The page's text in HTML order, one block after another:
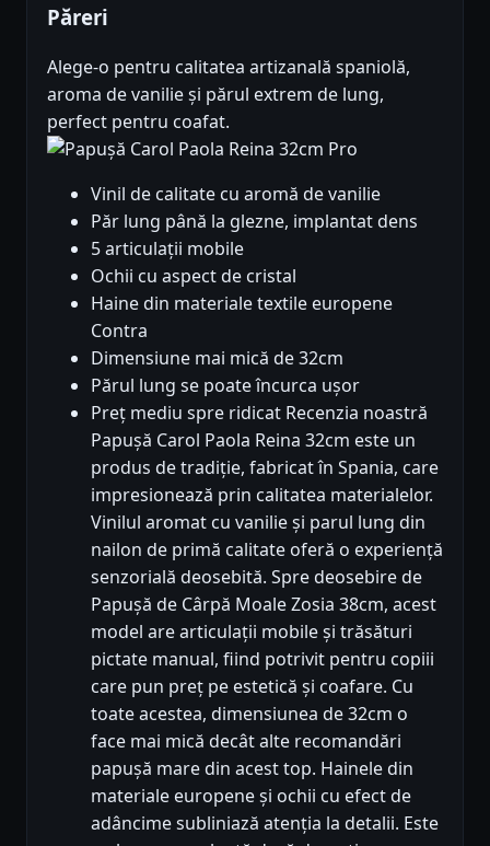
Păreri
Alege-o pentru calitatea artizanală spaniolă,
aroma de vanilie și părul extrem de lung,
perfect pentru coafat.
Pro
Vinil de calitate cu aromă de vanilie
Păr lung până la glezne, implantat dens
5 articulații mobile
Ochii cu aspect de cristal
Haine din materiale textile europene
Contra
Dimensiune mai mică de 32cm
Părul lung se poate încurca ușor
Preț mediu spre ridicat Recenzia noastră
Papușă Carol Paola Reina 32cm este un
produs de tradiție, fabricat în Spania, care
impresionează prin calitatea materialelor.
Vinilul aromat cu vanilie și parul lung din
nailon de primă calitate oferă o experiență
senzorială deosebită. Spre deosebire de
Papușă de Cârpă Moale Zosia 38cm, acest
model are articulații mobile și trăsături
pictate manual, fiind potrivit pentru copiii
care pun preț pe estetică și coafare. Cu
toate acestea, dimensiunea de 32cm o
face mai mică decât alte recomandări
papușă mare din acest top. Hainele din
materiale europene și ochii cu efect de
adâncime subliniază atenția la detalii. Este